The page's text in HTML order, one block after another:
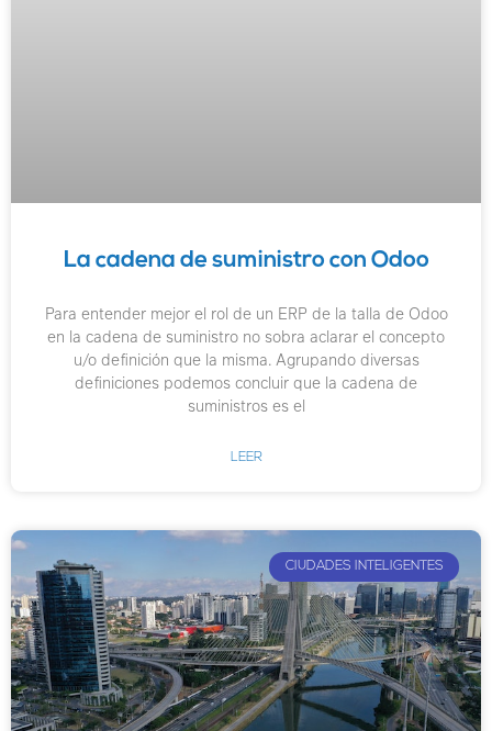
La cadena de suministro con Odoo
Para entender mejor el rol de un ERP de la talla de Odoo
en la cadena de suministro no sobra aclarar el concepto
u/o definición que la misma. Agrupando diversas
definiciones podemos concluir que la cadena de
suministros es el
LEER
CIUDADES INTELIGENTES